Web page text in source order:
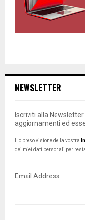
NEWSLETTER
Iscriviti alla
aggiornamenti ed
Ho preso visione della vostra
dei miei dati personali per
Email Address